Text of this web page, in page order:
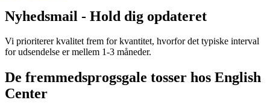
Nyhedsmail - Hold dig opdateret
Vi prioriterer kvalitet frem for kvantitet, hvorfor det typiske interval
for udsendelse er mellem 1-3 måneder.
De fremmedsprogsgale tosser hos English
Center